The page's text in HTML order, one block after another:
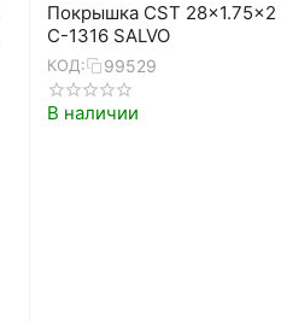
Покрышка CST 28x1.75x2
C-1316 SALVO
КОД: 99529
В наличии